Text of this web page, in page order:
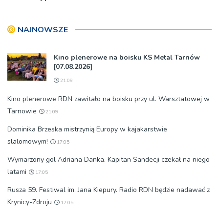
NAJNOWSZE
Kino plenerowe na boisku KS Metal Tarnów
[07.08.2026]
21:09
Kino plenerowe RDN zawitało na boisku przy ul. Warsztatowej w
Tarnowie
21:09
Dominika Brzeska mistrzynią Europy w kajakarstwie
slalomowym!
17:05
Wymarzony gol Adriana Danka. Kapitan Sandecji czekał na niego
latami
17:05
Rusza 59. Festiwal im. Jana Kiepury. Radio RDN będzie nadawać z
Krynicy-Zdroju
17:05